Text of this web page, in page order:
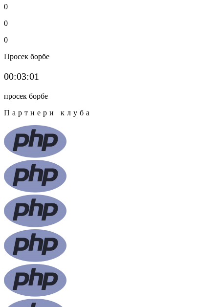
0
0
0
Просек борбе
00:03:01
просек борбе
Партнери клуба